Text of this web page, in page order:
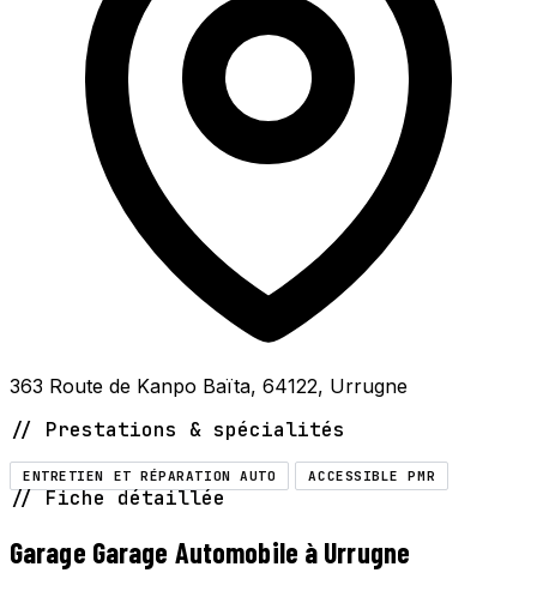
363 Route de Kanpo Baïta, 64122, Urrugne
// Prestations & spécialités
ENTRETIEN ET RÉPARATION AUTO ACCESSIBLE PMR
// Fiche détaillée
Garage Garage Automobile à Urrugne